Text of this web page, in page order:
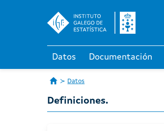
Datos Documentación
Datos
Definiciones.